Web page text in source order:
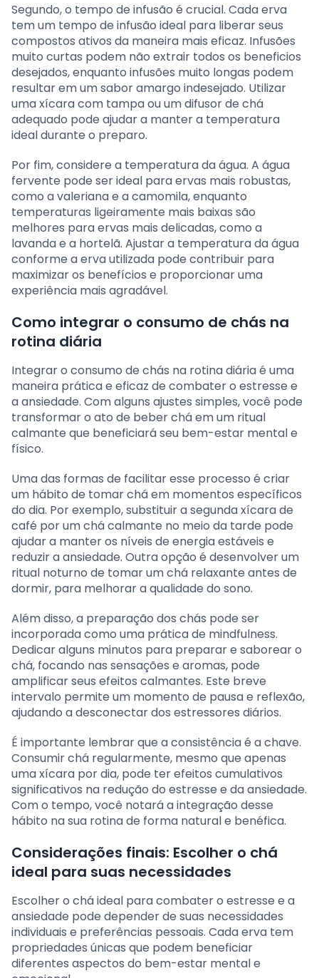
Segundo, o tempo de infusão é crucial. Cada erva
tem um tempo de infusão ideal para liberar seus
compostos ativos da maneira mais eficaz. Infusões
muito curtas podem não extrair todos os beneficios
desejados, enquanto infusões muito longas podem
resultar em um sabor amargo indesejado. Utilizar
uma xícara com tampa ou um difusor de chá
adequado pode ajudar a manter a temperatura
ideal durante o preparo.
Por fim, considere a temperatura da água. A água
fervente pode ser ideal para ervas mais robustas,
como a valeriana e a camomila, enquanto
temperaturas ligeiramente mais baixas são
melhores para ervas mais delicadas, como a
lavanda e a hortelã. Ajustar a temperatura da água
conforme a erva utilizada pode contribuir para
maximizar os benefícios e proporcionar uma
experiência mais agradável.
Como integrar o consumo de chás na
rotina diária
Integrar o consumo de chás na rotina diária é uma
maneira prática e eficaz de combater o estresse e
a ansiedade. Com alguns ajustes simples, você pode
transformar o ato de beber chá em um ritual
calmante que beneficiará seu bem-estar mental e
físico.
Uma das formas de facilitar esse processo é criar
um hábito de tomar chá em momentos específicos
do dia. Por exemplo, substituir a segunda xícara de
café por um chá calmante no meio da tarde pode
ajudar a manter os níveis de energia estáveis e
reduzir a ansiedade. Outra opção é desenvolver um
ritual noturno de tomar um chá relaxante antes de
dormir, para melhorar a qualidade do sono.
Além disso, a preparação dos chás pode ser
incorporada como uma prática de mindfulness.
Dedicar alguns minutos para preparar e saborear o
chá, focando nas sensações e aromas, pode
amplificar seus efeitos calmantes. Este breve
intervalo permite um momento de pausa e reflexão,
ajudando a desconectar dos estressores diários.
É importante lembrar que a consistência é a chave.
Consumir chá regularmente, mesmo que apenas
uma xícara por dia, pode ter efeitos cumulativos
significativos na redução do estresse e da ansiedade.
Com o tempo, você notará a integração desse
hábito na sua rotina de forma natural e benéfica.
Considerações finais: Escolher o chá
ideal para suas necessidades
Escolher o chá ideal para combater o estresse e a
ansiedade pode depender de suas necessidades
individuais e preferências pessoais. Cada erva tem
propriedades únicas que podem beneficiar
diferentes aspectos do bem-estar mental e